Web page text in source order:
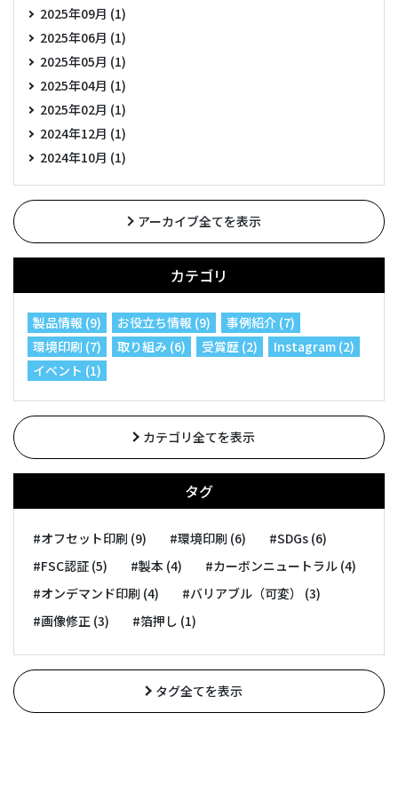
2025年09月 (1)
2025年06月 (1)
2025年05月 (1)
2025年04月 (1)
2025年02月 (1)
2024年12月 (1)
2024年10月 (1)
アーカイブ全てを表示
カテゴリ
製品情報 (9) お役立ち情報 (9)
事例紹介 (7)
環境印刷 (7)
取り組み (6) 受賞歴 (2)
Instagram (2)
イベント (1)
カテゴリ全てを表示
タグ
#オフセット印刷 (9) #環境印刷 (6)
#SDGs (6)
#FSC認証 (5)
#製本 (4)
#カーボンニュートラル (4)
#オンデマンド印刷 (4)
#バリアブル（可変） (3)
#画像修正 (3)
#箔押し (1)
タグ全てを表示